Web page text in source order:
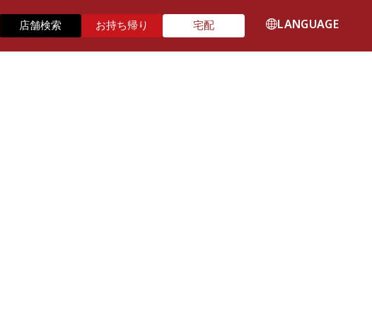
店舗検索 お持ち帰り 宅配 LANGUAGE